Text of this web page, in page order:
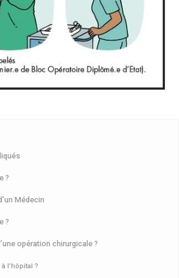
?
Médecin
?
opération chirurgicale ?
l’hôpital ?